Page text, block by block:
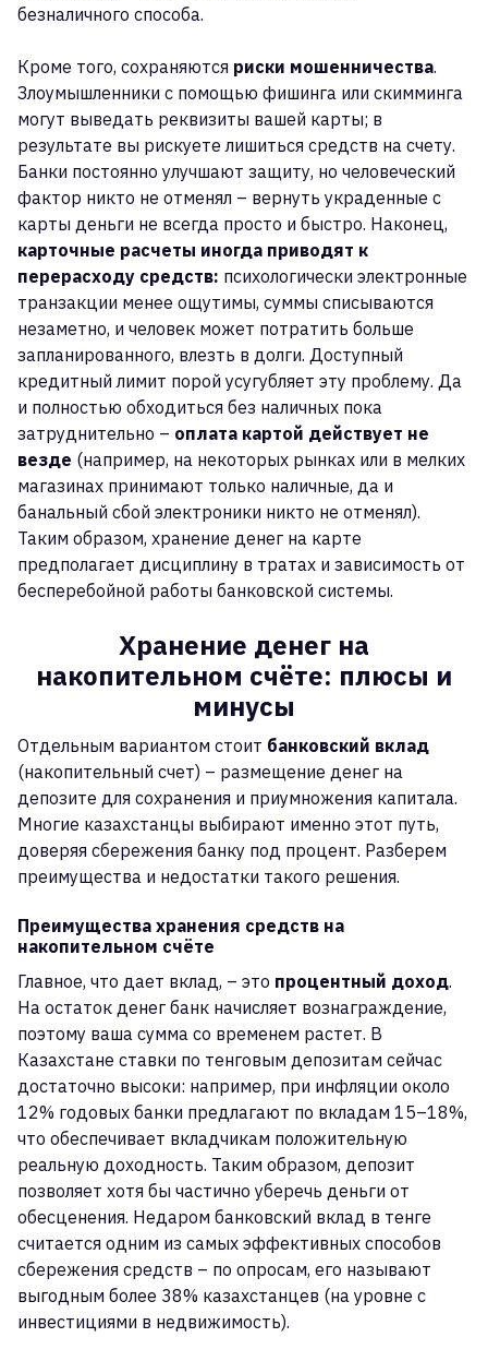
безналичного способа.
Кроме того, сохраняются риски мошенничества.
Злоумышленники с помощью фишинга или скимминга
могут выведать реквизиты вашей карты; в
результате вы рискуете лишиться средств на счету.
Банки постоянно улучшают защиту, но человеческий
фактор никто не отменял – вернуть украденные с
карты деньги не всегда просто и быстро. Наконец,
карточные расчеты иногда приводят к
перерасходу средств: психологически электронные
транзакции менее ощутимы, суммы списываются
незаметно, и человек может потратить больше
запланированного, влезть в долги. Доступный
кредитный лимит порой усугубляет эту проблему. Да
и полностью обходиться без наличных пока
затруднительно – оплата картой действует не
везде (например, на некоторых рынках или в мелких
магазинах принимают только наличные, да и
банальный сбой электроники никто не отменял).
Таким образом, хранение денег на карте
предполагает дисциплину в тратах и зависимость от
бесперебойной работы банковской системы.
Хранение денег на
накопительном счёте: плюсы и
минусы
Отдельным вариантом стоит банковский вклад
(накопительный счет) – размещение денег на
депозите для сохранения и приумножения капитала.
Многие казахстанцы выбирают именно этот путь,
доверяя сбережения банку под процент. Разберем
преимущества и недостатки такого решения.
Преимущества хранения средств на
накопительном счёте
Главное, что дает вклад, – это процентный доход.
На остаток денег банк начисляет вознаграждение,
поэтому ваша сумма со временем растет. В
Казахстане ставки по тенговым депозитам сейчас
достаточно высоки: например, при инфляции около
12% годовых банки предлагают по вкладам 15–18%,
что обеспечивает вкладчикам положительную
реальную доходность. Таким образом, депозит
позволяет хотя бы частично уберечь деньги от
обесценения. Недаром банковский вклад в тенге
считается одним из самых эффективных способов
сбережения средств – по опросам, его называют
выгодным более 38% казахстанцев (на уровне с
инвестициями в недвижимость).